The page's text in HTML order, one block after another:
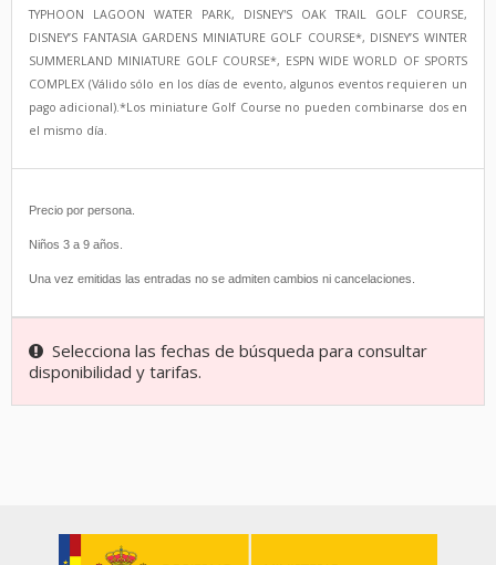
TYPHOON LAGOON WATER PARK, DISNEY'S OAK TRAIL GOLF COURSE,
DISNEY’S FANTASIA GARDENS MINIATURE GOLF COURSE*, DISNEY’S WINTER
SUMMERLAND MINIATURE GOLF COURSE*, ESPN WIDE WORLD OF SPORTS
COMPLEX (Válido sólo en los días de evento, algunos eventos requieren un
pago adicional).*Los miniature Golf Course no pueden combinarse dos en
el mismo día.
Precio por persona.
Niños 3 a 9 años.
Una vez emitidas las entradas no se admiten cambios ni cancelaciones.
Selecciona las fechas de búsqueda para consultar
disponibilidad y tarifas.